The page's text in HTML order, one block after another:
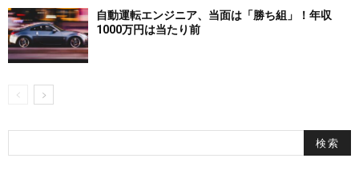
自動運転エンジニア、当面は「勝ち組」！年収
1000万円は当たり前